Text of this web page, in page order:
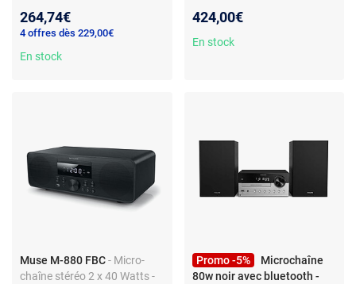
AUX/USB
264,74€
4 offres dès 229,00€
En stock
USB
424,00€
En stock
Muse M-880 FBC- Micro-
chaîne stéréo 2 x 40 Watts -
Promo -5%
Microchaîne
80w noir avec bluetooth -